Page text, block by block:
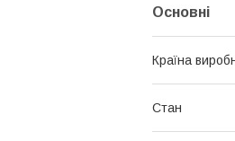
Основні
Країна
Стан